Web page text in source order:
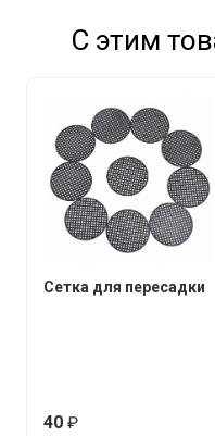
С этим
Сетка для пересадки
40